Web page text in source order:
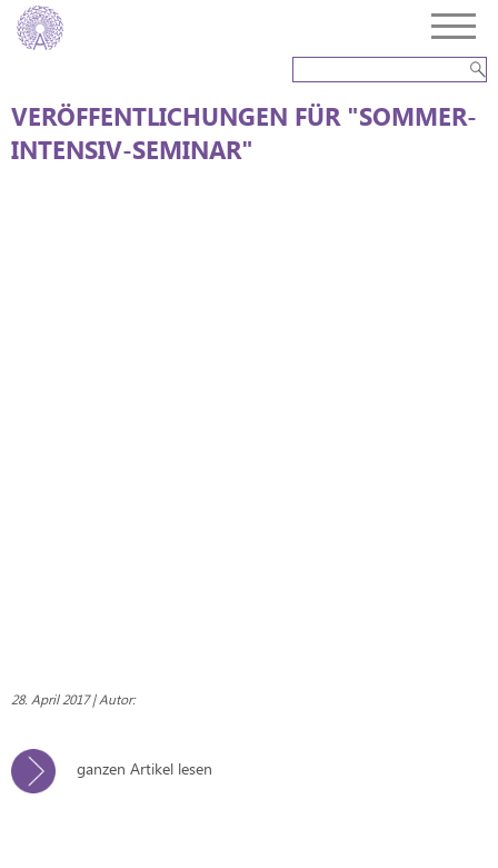
VERÖFFENTLICHUNGEN FÜR "SOMMER-
INTENSIV-SEMINAR"
28. April 2017 | Autor:
ganzen Artikel lesen